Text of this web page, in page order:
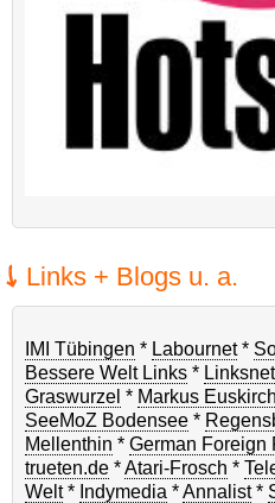
Links + Blogs u. a.
IMI Tübingen * Labournet*
Bessere Welt Links * Linksnet
Graswurzel * Markus
SeeMoZ Bodensee *
Mellenthin * German Foreign
trueten.de *Atari-Frosch *
Welt* Indymedia *Annalist*